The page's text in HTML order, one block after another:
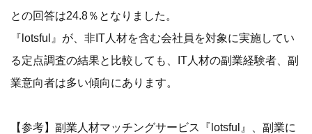
との回答は24.8％となりました。
『lotsful』が、非IT人材を含む会社員を対象に実施してい
る定点調査の結果と比較しても、IT人材の副業経験者、副
業意向者は多い傾向にあります。
【参考】副業人材マッチングサービス『lotsful』、副業に